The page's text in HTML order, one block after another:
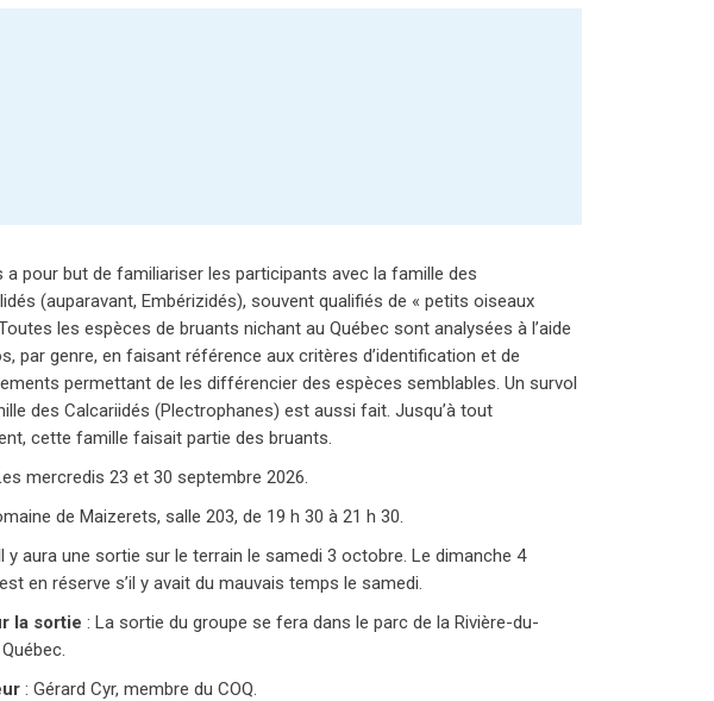
a pour but de familiariser les participants avec la famille des
(auparavant, Embérizidés), souvent qualifiés de « petits oiseaux
les espèces de bruants nichant au Québec sont analysées à l’aide
par genre, en faisant référence aux critères d’identification et de
permettant de les différencier des espèces semblables. Un survol
des Calcariidés (Plectrophanes) est aussi fait. Jusqu’à tout
cette famille faisait partie des bruants.
mercredis 23 et 30 septembre 2026.
de Maizerets, salle 203, de 19 h 30 à 21 h 30.
y aura une sortie sur le terrain le samedi 3 octobre. Le dimanche 4
en réserve s’il y avait du mauvais temps le samedi.
la sortie : La sortie du groupe se fera dans le parc de la Rivière-du-
: Gérard Cyr, membre du COQ.